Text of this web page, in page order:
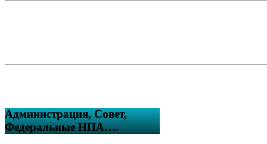
Администрация, Совет,
Федеральные НПА….